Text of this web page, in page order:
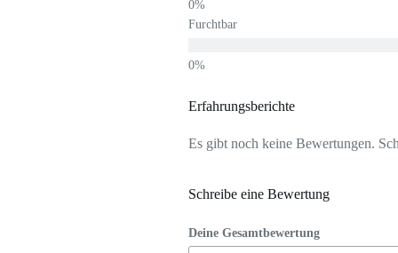
Furchtbar
Erfahrungsberichte
Es gibt noch keine Bewertungen.
Schreibe eine Bewertung
Deine Gesamtbewertung